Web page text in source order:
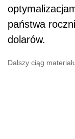
państwa
dolarów.
Dalszy ciąg